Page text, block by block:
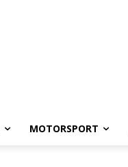
MOTORSPORT